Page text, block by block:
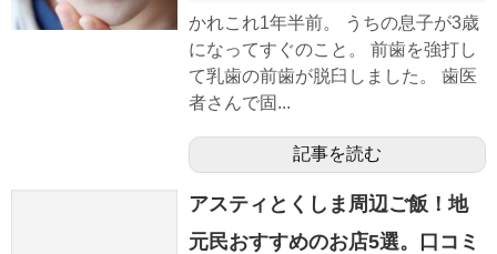
かれこれ1年半前。 うちの息子が3歳
になってすぐのこと。 前歯を強打し
て乳歯の前歯が脱臼しました。 歯医
者さんで固...
記事を読む
アスティとくしま周辺ご飯！地
元民おすすめのお店5選。口コミ